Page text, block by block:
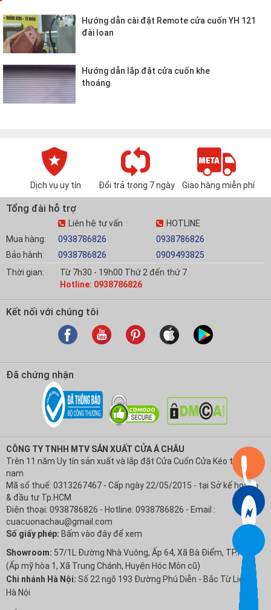
Hướng dẫn cài đặt Remote cửa cuốn YH 121
đài loan
Hướng dẫn lắp đặt cửa cuốn khe
thoáng
Dịch vụ uy tín Đổi trả trong 7 ngày Giao hàng miễn phí
Tổng đài hỗ trợ
Mua hàng:
Bảo hành:
Liên hệ tư vấn
0938786826
0938786826
HOTLINE
0938786826
0909493825
Thời gian:
Từ 7h30 - 19h00 Thứ 2 đến thứ 7
Hotline: 0938786826
Kết nối với chúng tôi
Đã chứng nhận
CÔNG TY TNHH MTV SẢN XUẤT CỬA Á CHÂU
Trên 11 năm Uy tín sản xuất và lắp đặt Cửa Cuốn Cửa Kéo tại Việt
nam
Mã số thuế: 0313267467 - Cấp ngày 22/05/2015 - tại Sở kế hoạch
& đầu tư Tp.HCM
Điện thoại: 0938786826 - Hotline: 0938786826 - Email :
cuacuonachau@gmail.com
Số giấy phép: Bấm vào đây để xem
Showroom: 57/1L Đường Nhà Vuông, Ấp 64, Xã Bà Điểm, TP.HCM
(Ấp mỹ hòa 1, Xã Trung Chánh, Huyện Hóc Môn cũ)
Chi nhánh Hà Nội: Số 22 ngõ 193 Đường Phú Diễn - Bắc Từ Liêm -
Hà Nội